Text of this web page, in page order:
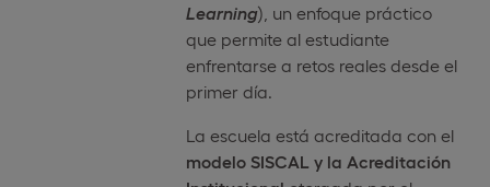
Learning), un enfoque práctico
que permite al estudiante
enfrentarse a retos reales desde el
primer día.
La escuela está acreditada con el
modelo SISCAL y la Acreditación